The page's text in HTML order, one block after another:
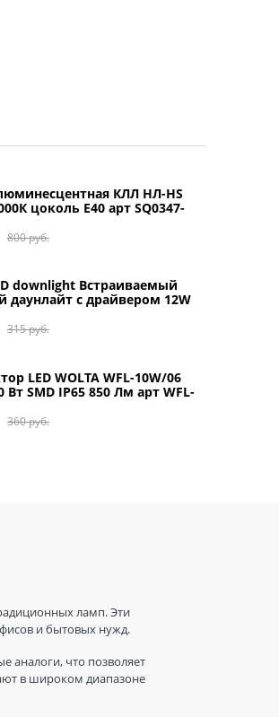
КЛЛ НЛ-HS
цоколь Е40 арт SQ0347-
800 руб.
downlight Встраиваемый
даунлайт с драйвером 12W
315 руб.
LED WOLTA WFL-10W/06
Вт SMD IP65 850 Лм арт WFL-
360 руб.
ламп. Эти
и бытовых нужд.
аналоги, что позволяет
в широком диапазоне